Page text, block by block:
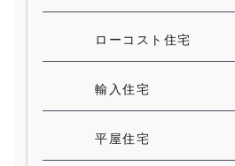
ローコスト住宅
輸入住宅
平屋住宅